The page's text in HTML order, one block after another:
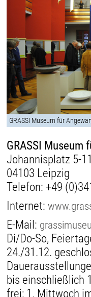
GRASSI Museum für
GRASSI Museum
Johannisplatz 5-11
04103 Leipzig
Telefon: +49
Internet:
E-Mail:
Di/Do-So,
24./31.12.
bis einschließlich
frei; 1. Mittwoch